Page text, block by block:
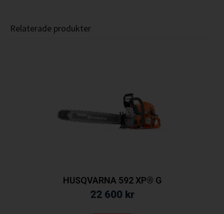
Relaterade produkter
HUSQVARNA 592 XP® G
22 600 kr